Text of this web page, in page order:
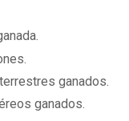
ganados.
ganados.